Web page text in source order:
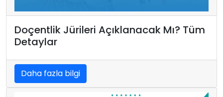
Doçentlik Jürileri Açıklanacak Mı? Tüm
Detaylar
Daha fazla bilgi